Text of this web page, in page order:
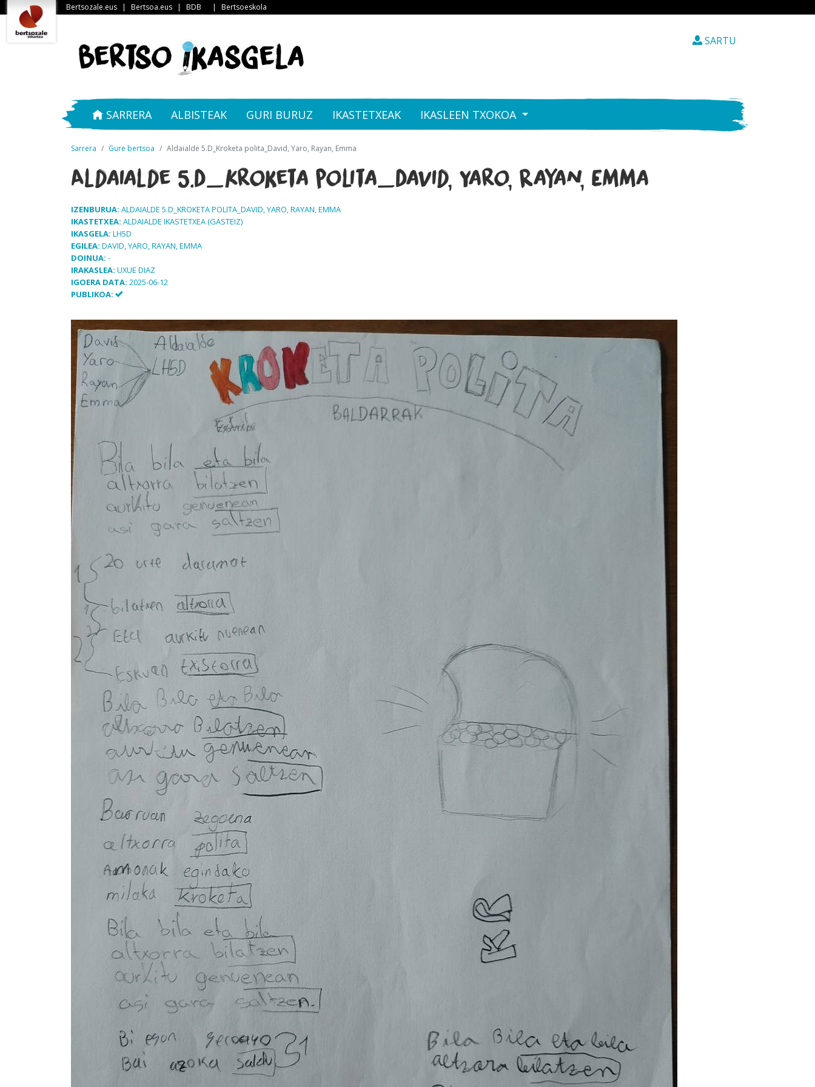
Bertsozale.eus | Bertsoa.eus | BDB | Bertsoeskola
SARTU
SARRERA ALBISTEAK GURI BURUZ IKASTETXEAK IKASLEEN TXOKOA
Sarrera Gure bertsoa Aldaialde 5.D_Kroketa polita_David, Yaro, Rayan, Emma
Aldaialde 5.D_Kroketa polita_David, Yaro, Rayan, Emma
IZENBURUA: ALDAIALDE 5.D_KROKETA POLITA_DAVID, YARO, RAYAN, EMMA
IKASTETXEA: ALDAIALDE IKASTETXEA (GASTEIZ)
IKASGELA: LH5D
EGILEA: DAVID, YARO, RAYAN, EMMA
DOINUA: -
IRAKASLEA: UXUE DIAZ
IGOERA DATA: 2025-06-12
PUBLIKOA: